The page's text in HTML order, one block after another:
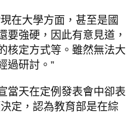
在大學方面，甚至是國
要強硬，因此有意見道，
核定方式等。雖然無法大
過研討。”
當天在定例發表會中卻表
定，認為教育部是在綜